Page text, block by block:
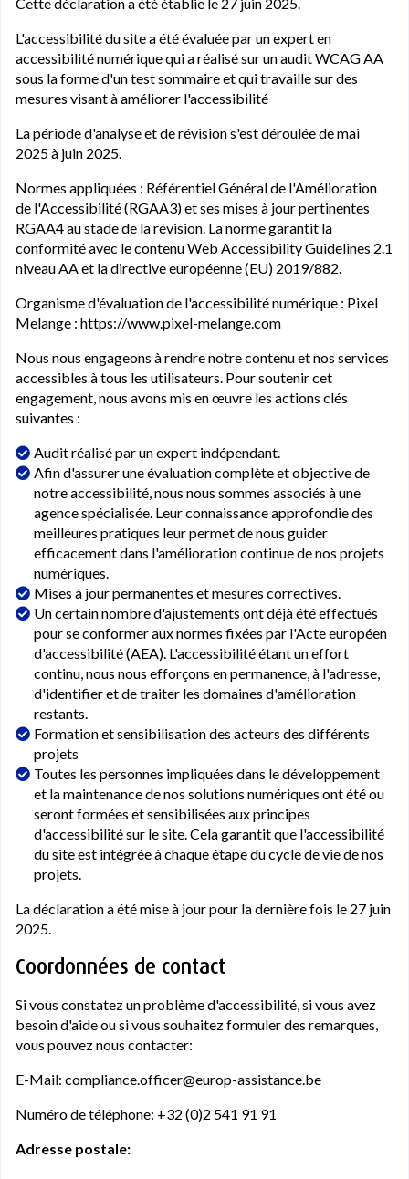
L'accessibilité du site a été évaluée par un expert en
accessibilité numérique qui a réalisé sur un audit WCAG AA
sous la forme d'un test sommaire et qui travaille sur des
mesures visant à améliorer l'accessibilité
La période d'analyse et de révision s'est déroulée de mai
2025 à juin 2025.
Normes appliquées : Référentiel Général de l'Amélioration
de l'Accessibilité (RGAA3) et ses mises à jour pertinentes
RGAA4 au stade de la révision. La norme garantit la
conformité avec le contenu Web Accessibility Guidelines 2.1
niveau AA et la directive européenne (EU) 2019/882.
Organisme d'évaluation de l'accessibilité numérique : Pixel
Melange : https://www.pixel-melange.com
Nous nous engageons à rendre notre contenu et nos services
accessibles à tous les utilisateurs. Pour soutenir cet
engagement, nous avons mis en œuvre les actions clés
suivantes :
Audit réalisé par un expert indépendant.
Afin d'assurer une évaluation complète et objective de
notre accessibilité, nous nous sommes associés à une
agence spécialisée. Leur connaissance approfondie des
meilleures pratiques leur permet de nous guider
efficacement dans l'amélioration continue de nos projets
numériques.
Mises à jour permanentes et mesures correctives.
Un certain nombre d'ajustements ont déjà été effectués
pour se conformer aux normes fixées par l'Acte européen
d'accessibilité (AEA). L'accessibilité étant un effort
continu, nous nous efforçons en permanence, à l'adresse,
d'identifier et de traiter les domaines d'amélioration
restants.
Formation et sensibilisation des acteurs des différents
projets
Toutes les personnes impliquées dans le développement
et la maintenance de nos solutions numériques ont été ou
seront formées et sensibilisées aux principes
d'accessibilité sur le site. Cela garantit que l'accessibilité
du site est intégrée à chaque étape du cycle de vie de nos
projets.
La déclaration a été mise à jour pour la dernière fois le 27 juin
2025.
Coordonnées de contact
Si vous constatez un problème d'accessibilité, si vous avez
besoin d'aide ou si vous souhaitez formuler des remarques,
vous pouvez nous contacter:
E-Mail: compliance.officer@europ-assistance.be
Numéro de téléphone: +32 (0)2 541 91 91
Adresse postale: